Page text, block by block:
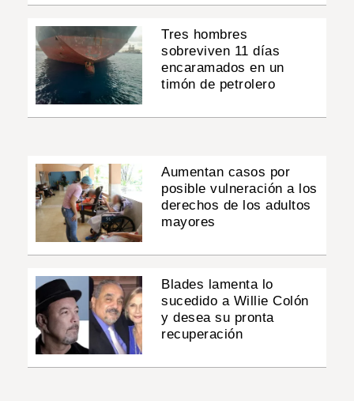
Tres hombres
sobreviven 11 días
encaramados en un
timón de petrolero
Aumentan casos por
posible vulneración a los
derechos de los adultos
mayores
Blades lamenta lo
sucedido a Willie Colón
y desea su pronta
recuperación